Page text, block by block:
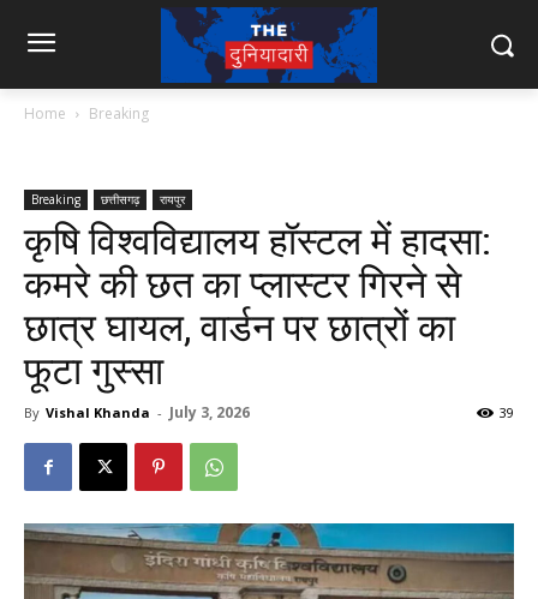
Home Breaking
Breaking छत्तीसगढ़ रायपुर
कृषि विश्वविद्यालय हॉस्टल में हादसा:
कमरे की छत का प्लास्टर गिरने से
छात्र घायल, वार्डन पर छात्रों का
फूटा गुस्सा
By Vishal Khanda - July 3, 2026 39